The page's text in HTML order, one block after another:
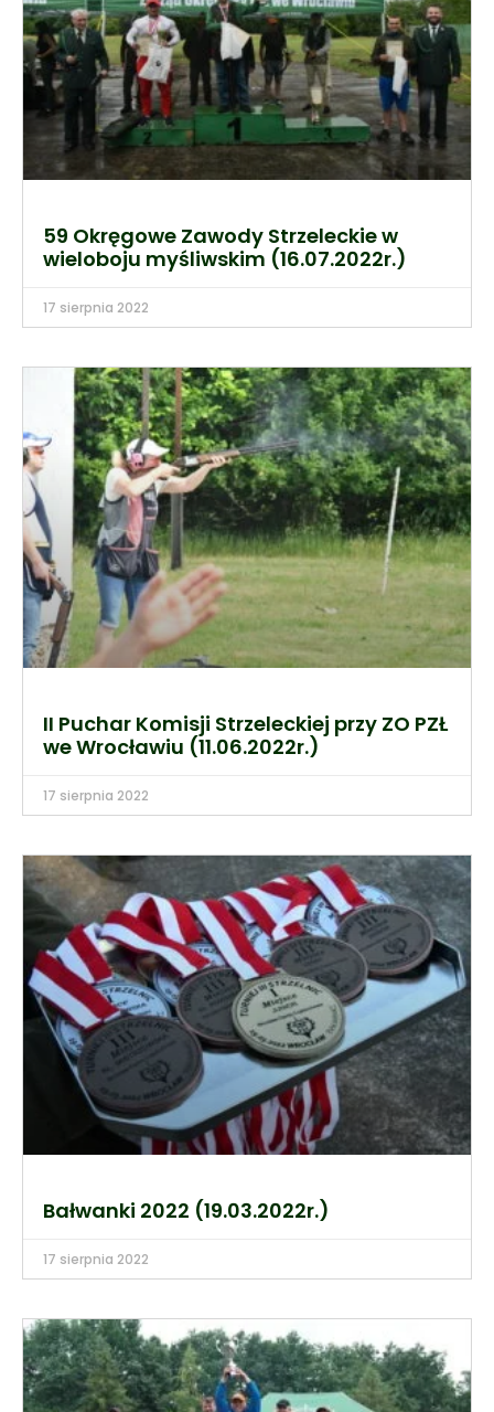
59 Okręgowe Zawody Strzeleckie w
wieloboju myśliwskim (16.07.2022r.)
17 sierpnia 2022
II Puchar Komisji Strzeleckiej przy ZO PZŁ
we Wrocławiu (11.06.2022r.)
17 sierpnia 2022
Bałwanki 2022 (19.03.2022r.)
17 sierpnia 2022